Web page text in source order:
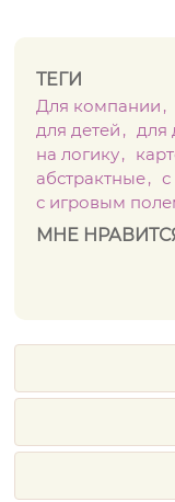
ТЕГИ
Для компании
для детей
для
на логику
абстрактные
с игровым
МНЕ